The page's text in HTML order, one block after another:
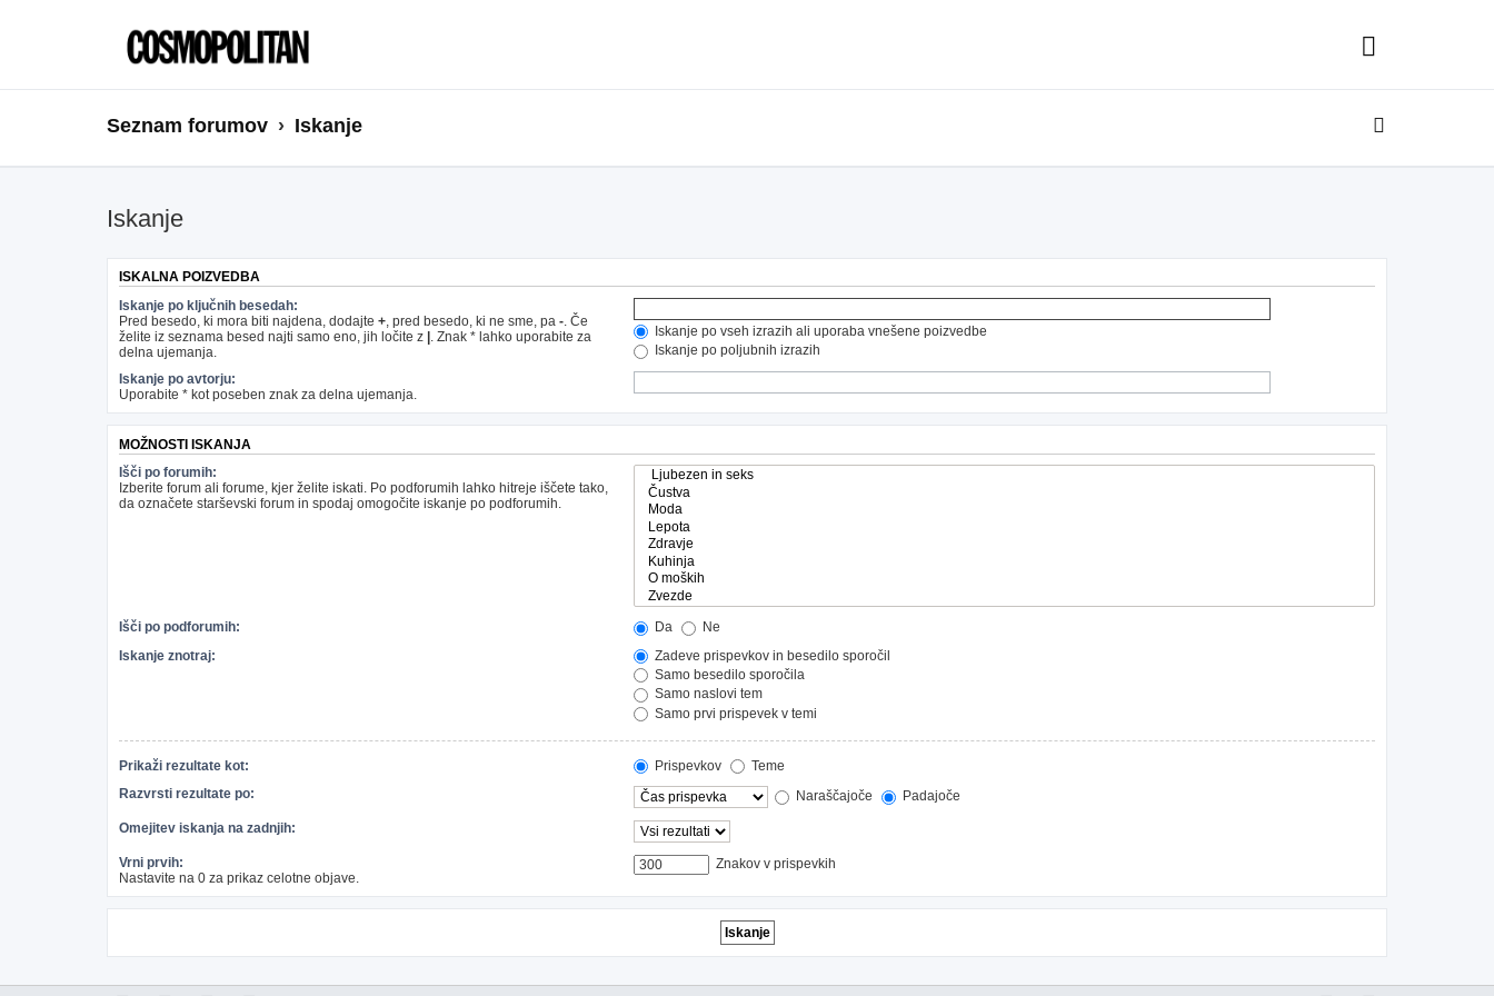
Seznam forumov Iskanje
Iskanje
ISKALNA POIZVEDBA
Iskanje po ključnih besedah:
Pred besedo, ki mora biti najdena, dodajte +, pred besedo, ki ne sme, pa -. Če
želite iz seznama besed najti samo eno, jih ločite z . Znak * lahko uporabite za
delna ujemanja.
Iskanje po vseh izrazih ali uporaba vnešene poizvedbe
Iskanje po poljubnih izrazih
Iskanje po avtorju:
Uporabite * kot poseben znak za delna ujemanja.
MOŽNOSTI ISKANJA
Išči po forumih:
Izberite forum ali forume, kjer želite iskati. Po podforumih lahko hitreje iščete tako,
da označete starševski forum in spodaj omogočite iskanje po podforumih.
Išči po podforumih: Da
Ne
Iskanje znotraj:
Zadeve prispevkov in besedilo sporočil
Samo besedilo sporočila
Samo naslovi tem
Samo prvi prispevek v temi
Prikaži rezultate kot: Prispevkov
Teme
Razvrsti rezultate po:
Naraščajoče Padajoče
Omejitev iskanja na zadnjih:
Vrni prvih:
Nastavite na 0 za prikaz celotne objave.
Znakov v prispevkih